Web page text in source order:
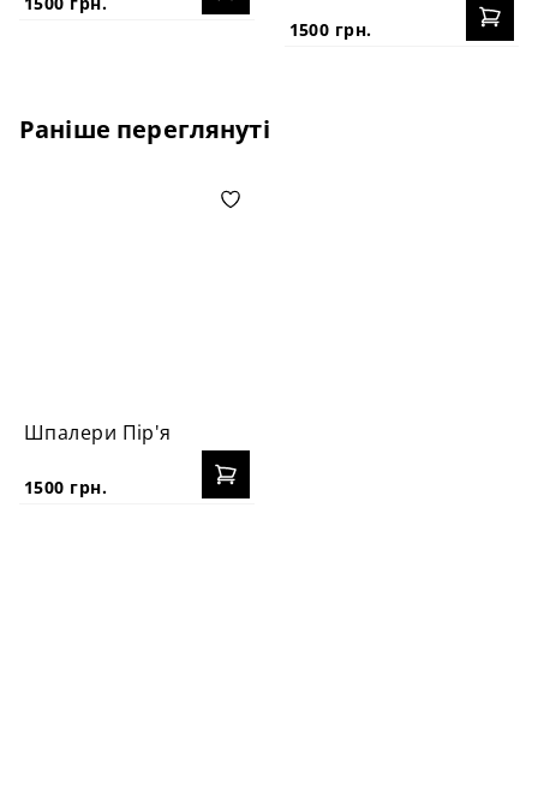
1500 грн.
Раніше переглянуті
Шпалери Пір'я
1500 грн.